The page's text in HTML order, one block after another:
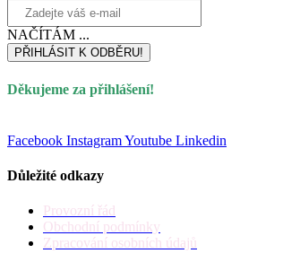
NAČÍTÁM ...
PŘIHLÁSIT K ODBĚRU!
Děkujeme za přihlášení!
Facebook InstagramYoutube Linkedin
Důležité odkazy
Provozní řád
Obchodní podmínky
Zpracování osobních údajů